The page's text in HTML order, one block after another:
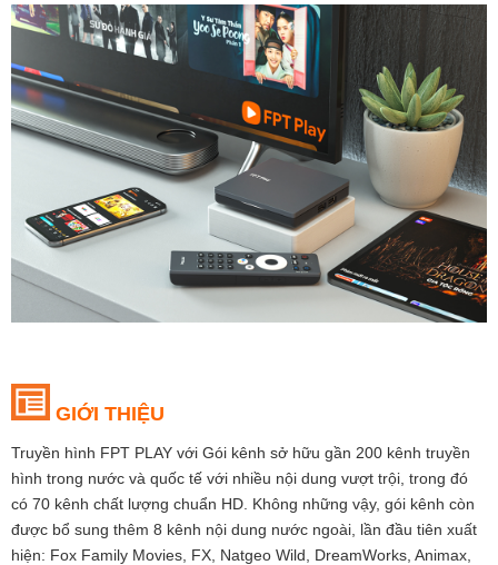
GIỚI THIỆU
Truyền hình FPT PLAY với Gói kênh sở hữu gần 200 kênh truyền
hình trong nước và quốc tế với nhiều nội dung vượt trội, trong đó
có 70 kênh chất lượng chuẩn HD. Không những vậy, gói kênh còn
được bổ sung thêm 8 kênh nội dung nước ngoài, lần đầu tiên xuất
hiện: Fox Family Movies, FX, Natgeo Wild, DreamWorks, Animax,